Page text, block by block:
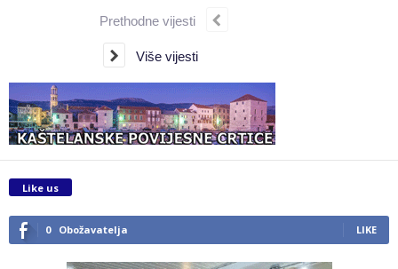
Prethodne vijesti
Više vijesti
Like us
0 Obožavatelja LIKE